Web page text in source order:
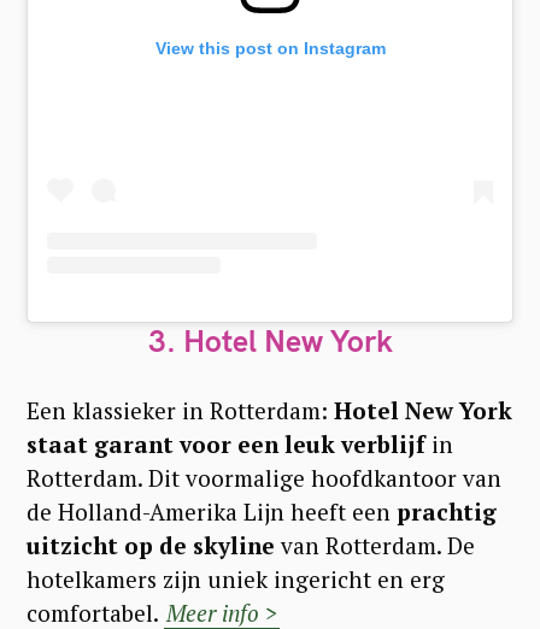
View this post on Instagram
3. Hotel New York
Een klassieker in Rotterdam: Hotel New York
staat garant voor een leuk verblijfin
Rotterdam. Dit voormalige hoofdkantoor van
de Holland-Amerika Lijn heeft een prachtig
uitzicht op de skyline van Rotterdam. De
hotelkamers zijn uniek ingericht en erg
comfortabel. Meer info >